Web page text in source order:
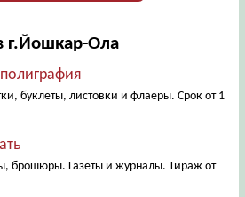
г.Йошкар-Ола
буклеты, листовки и флаеры. Срок от 1
брошюры. Газеты и журналы. Тираж от